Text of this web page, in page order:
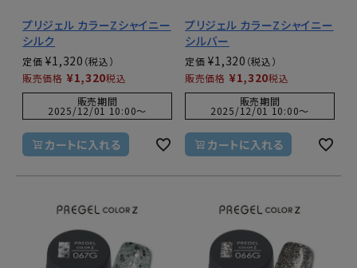
プリジェル カラーZシャイニー
シルク
定価 ¥1,320
販売価格 ¥1,320税込
販売期間
2025/12/01 10:00〜
カートに入れる
プリジェル カラーZシャイニー
シルバー
定価 ¥1,320
販売価格 ¥1,320税込
販売期間
2025/12/01 10:00〜
カートに入れる